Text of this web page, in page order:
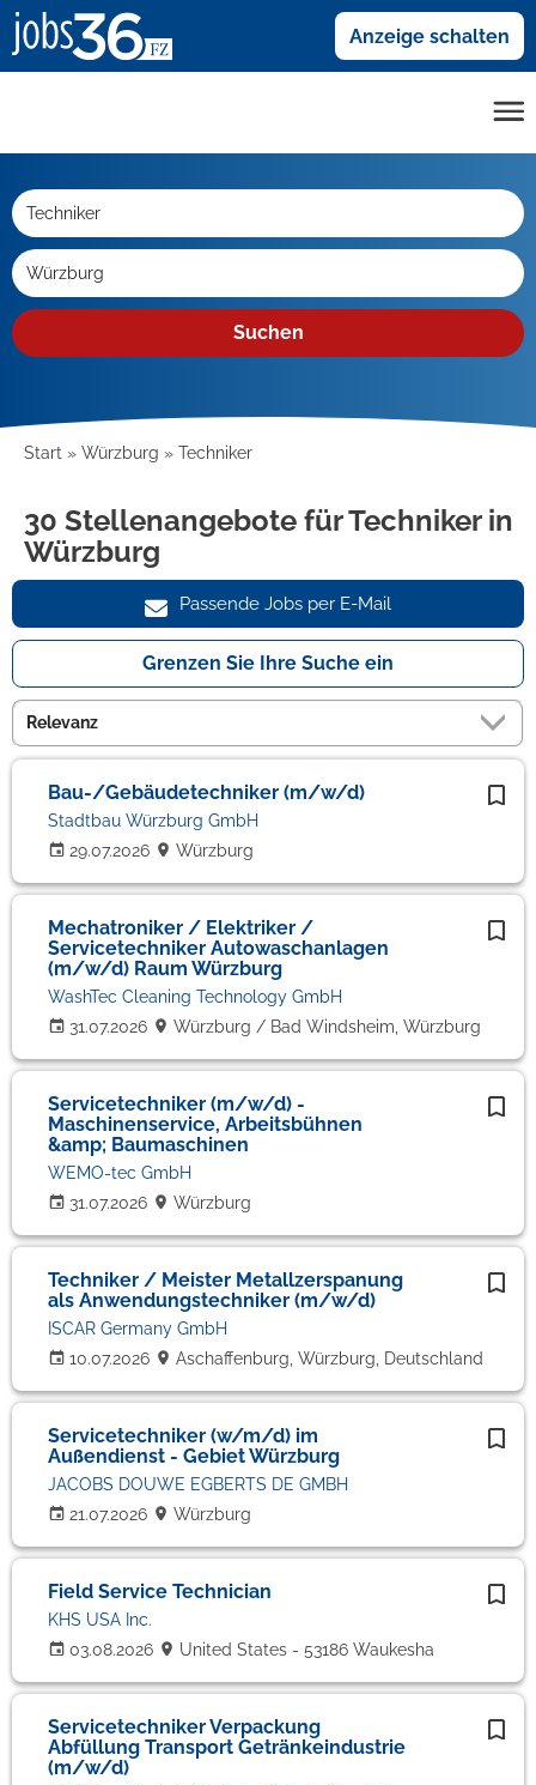
Anzeige schalten
Suchen
Start Würzburg Techniker
30 Stellenangebote für Techniker in
Würzburg
Passende Jobs per E-Mail
Grenzen Sie Ihre Suche ein
Bau-/Gebäudetechniker (m/w/d)
29.07.2026
Stadtbau Würzburg GmbH
Würzburg
Mechatroniker / Elektriker /
Servicetechniker Autowaschanlagen
(m/w/d) Raum Würzburg
31.07.2026
WashTec Cleaning Technology GmbH
Würzburg / Bad Windsheim, Würzburg
Servicetechniker (m/w/d) -
Maschinenservice, Arbeitsbühnen
&amp; Baumaschinen
31.07.2026
WEMO-tec GmbH
Würzburg
Techniker / Meister Metallzerspanung
als Anwendungstechniker (m/w/d)
10.07.2026
ISCAR Germany GmbH
Aschaffenburg, Würzburg, Deutschland
Servicetechniker (w/m/d) im
Außendienst - Gebiet Würzburg
21.07.2026
JACOBS DOUWE EGBERTS DE GMBH
Würzburg
Field Service Technician
03.08.2026
KHS USA Inc.
United States - 53186 Waukesha
Servicetechniker Verpackung
Abfüllung Transport Getränkeindustrie
(m/w/d)